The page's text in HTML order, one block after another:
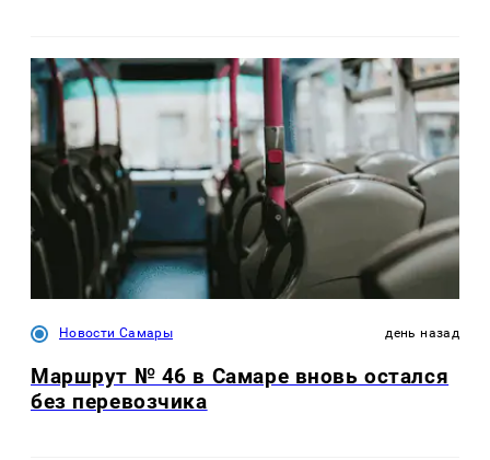
Новости Самары день назад
Маршрут № 46 в Самаре вновь остался
без перевозчика